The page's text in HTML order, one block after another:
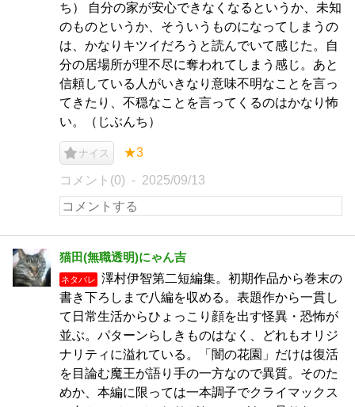
ち） 自分の家が安心できなくなるというか、未知
のものというか、そういうものになってしまうの
は、かなりキツイだろうと読んでいて感じた。自
分の居場所が理不尽に奪われてしまう感じ。あと
信頼している人がいきなり意味不明なことを言っ
てきたり、不穏なことを言ってくるのはかなり怖
い。（じぶんち）
ナイス ★3
コメント(0) 2025/09/13
猫田(無職透明)にゃん吉
ネタバレ
澤村伊智第二短編集。初期作品から巻末の
書き下ろしまで八編を収める。表題作から一貫し
て日常生活からひょっこり顔を出す怪異・恐怖が
並ぶ。パターンらしきものはなく、どれもオリジ
ナリティに溢れている。「闇の花園」だけは復活
を目論む魔王が語り手の一方なので異質。そのた
めか、本編に限っては一本調子でクライマックス